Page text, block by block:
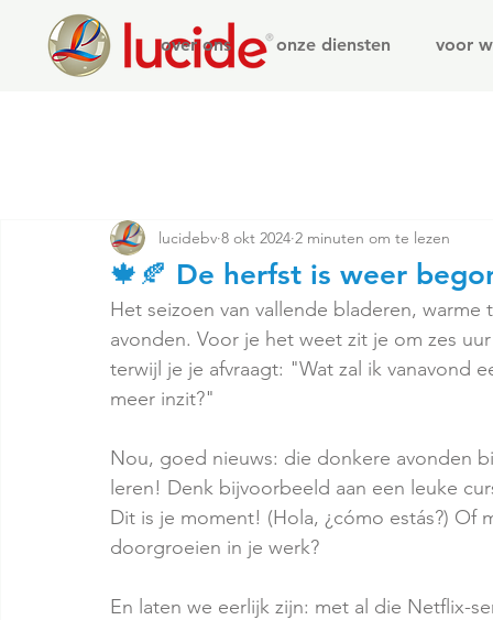
over ons onze diensten voor
🍁🍂 De herfst is weer
lucidebv 8 okt 2024 2 minuten om te lezen
Het seizoen van vallende bladeren,
avonden. Voor je het weet zit je om zes
terwijl je je afvraagt: "Wat zal ik vanavond
meer inzit?"
Nou, goed nieuws: die donkere avonden
leren! Denk bijvoorbeeld aan een leuke
Dit is je moment! (Hola, ¿cómo estás?) Of
doorgroeien in je werk?
En laten we eerlijk zijn: met al die Netflix-